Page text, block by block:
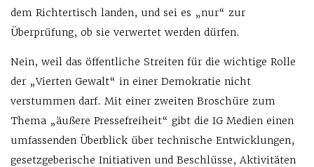
dem Richtertisch landen, und sei es „nur“ zur
Überprüfung, ob sie verwertet werden dürfen.
Nein, weil das öffentliche Streiten für die wichtige Rolle
der „Vierten Gewalt“ in einer Demokratie nicht
verstummen darf. Mit einer zweiten Broschüre zum
Thema „äußere Pressefreiheit“ gibt die IG Medien einen
umfassenden Überblick über technische Entwicklungen,
gesetzgeberische Initiativen und Beschlüsse, Aktivitäten